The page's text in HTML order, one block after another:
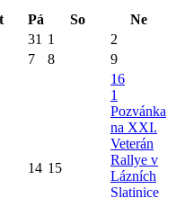
Pá So
Ne
31 1
2
7 8 9
14 15
16
1
Pozvánka
na XXI.
Veterán
Rallye v
Lázních
Slatinice